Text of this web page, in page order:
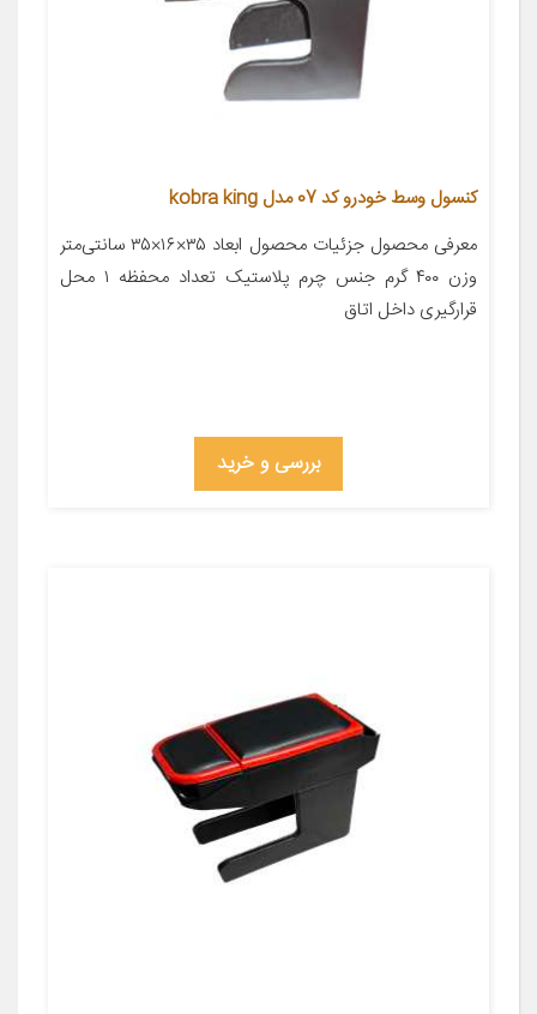
کنسول وسط خودرو کد 07 مدل kobra king
معرفی محصول جزئیات محصول ابعاد ۳۵×۱۶×۳۵ سانتی‌متر
وزن ۴۰۰ گرم جنس چرم پلاستیک تعداد محفظه ۱ محل
قرارگیری داخل اتاق
بررسی و خرید